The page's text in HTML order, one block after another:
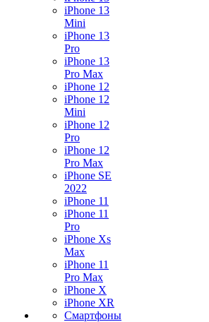
iPhone 13
Mini
iPhone 13
Pro
iPhone 13
Pro Max
iPhone 12
iPhone 12
Mini
iPhone 12
Pro
iPhone 12
Pro Max
iPhone SE
2022
iPhone 11
iPhone 11
Pro
iPhone Xs
Max
iPhone 11
Pro Max
iPhone X
iPhone XR
Смартфоны